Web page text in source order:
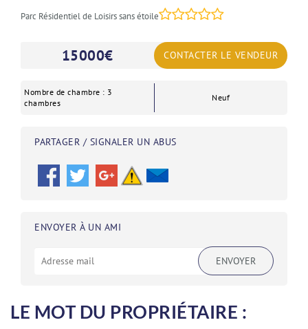
Parc Résidentiel de Loisirs sans étoile
15000€ CONTACTER LE VENDEUR
Nombre de chambre : 3
chambres
Neuf
PARTAGER / SIGNALER UN ABUS
ENVOYER À UN AMI
ENVOYER
LE MOT DU PROPRIÉTAIRE :